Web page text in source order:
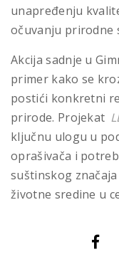
unapređenju
očuvanju prirodne
Akcija sadnje u
primer kako se
postići konkretni
prirode. Projekat
ključnu ulogu u
oprašivača i
suštinskog
životne sredine u